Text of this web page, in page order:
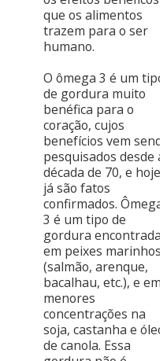
que os alimentos
trazem para o ser
humano.
O ômega 3 é um tipo
de gordura muito
benéfica para o
coração, cujos
benefícios vem
pesquisados desde a
década de 70, e hoje
já são fatos
confirmados. Ômega
3 é um tipo de
gordura encontrada
em peixes marinhos
(salmão, arenque,
bacalhau, etc.), e em
menores
concentrações na
soja, castanha e óleo
de canola. Essa